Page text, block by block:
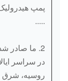
پمپ
.....
در سراسر
روسیه، شرق